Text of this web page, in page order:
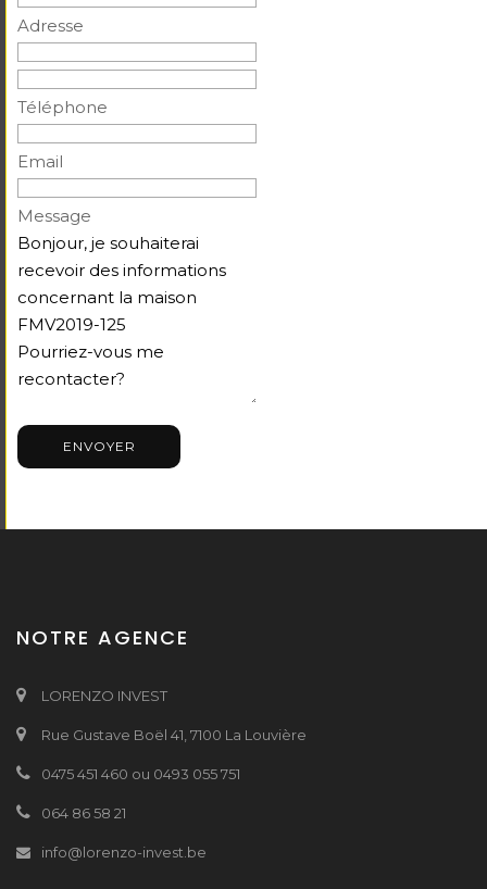
Adresse
Téléphone
Email
Message
ENVOYER
NOTRE AGENCE
LORENZO INVEST
Rue Gustave Boël 41, 7100 La Louvière
0475 451 460 ou 0493 055 751
064 86 58 21
info@lorenzo-invest.be